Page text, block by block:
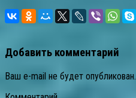
Добавить комментарий
Ваш e-mail не будет опубликован.